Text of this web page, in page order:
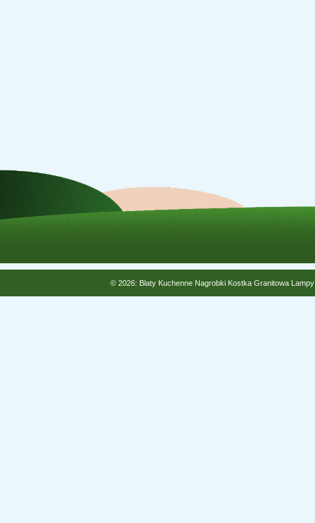
© 2026: Blaty Kuchenne Nagrobki Kostka Granitowa